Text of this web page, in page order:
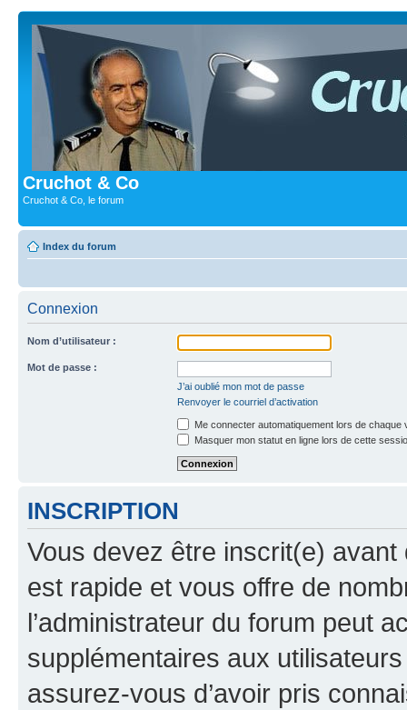
Cruchot & Co
Cruchot & Co, le forum
Index du forum
Connexion
Nom d’utilisateur :
Mot de passe :
J’ai oublié mon mot de passe
Renvoyer le courriel d’activation
Me connecter automatiquement lors de chaque
Masquer mon statut en ligne lors de cette
INSCRIPTION
Vous devez être inscrit(e) avant
est rapide et vous offre de
l’administrateur du forum peut
supplémentaires aux
assurez-vous d’avoir pris